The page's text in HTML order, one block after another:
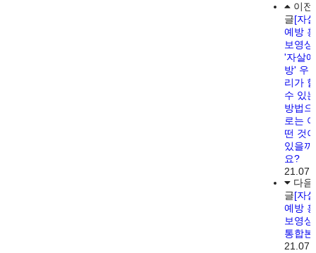
이전
글[자살
예방 홍
보영상]
'자살예
방' 우
리가 할
수 있는
방법으
로는 어
떤 것이
있을까
요?
다음
글[자살
예방 홍
보영상]
통합본